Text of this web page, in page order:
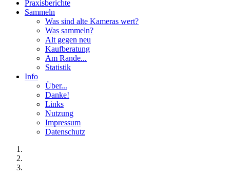
Praxisberichte
Sammeln
Was sind alte Kameras wert?
Was sammeln?
Alt gegen neu
Kaufberatung
Am Rande...
Statistik
Info
Über...
Danke!
Links
Nutzung
Impressum
Datenschutz